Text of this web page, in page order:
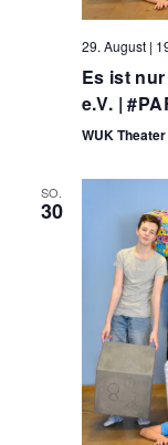
29. August |
Es ist
e.V. |
WUK
SO.
30